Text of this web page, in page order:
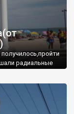
радиальные